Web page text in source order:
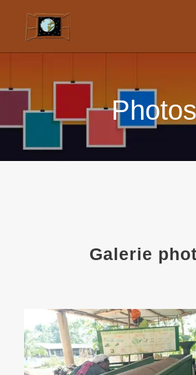
Photos
Galerie